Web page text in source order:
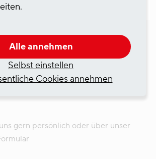
im Bereich
gern persönlich oder über unser
Alle annehmen
Selbst einstellen
Cookies annehmen